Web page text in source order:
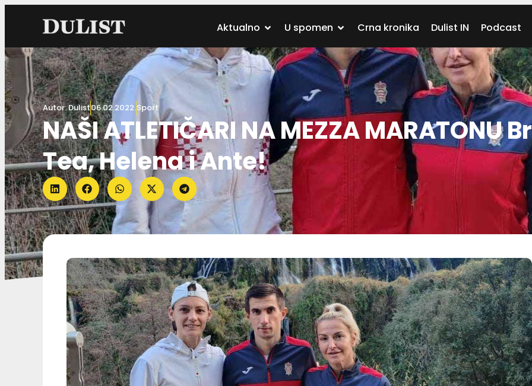
Aktualno U spomen Crna kronika Dulist IN Podcast
Autor:Dulist06.02.2022.Sport
NAŠI ATLETIČARI NA MEZZA MARATONU
Tea, Helena i Ante!